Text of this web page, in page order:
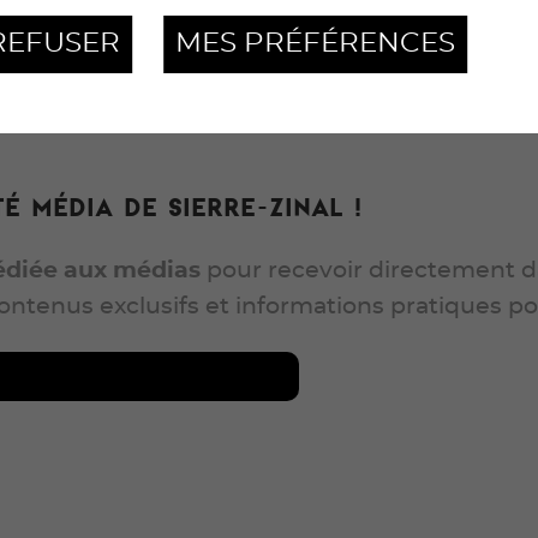
média de Sierre-Zinal !
aux médias pour recevoir directement
exclusifs et informations pratiques
MES PRÉFÉRENCES